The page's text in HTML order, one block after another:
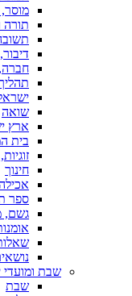
תורה
שואה
ארץ
בית
חינוך
ספר
גשם,
שבת
שבת